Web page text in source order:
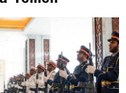
hispan_tv